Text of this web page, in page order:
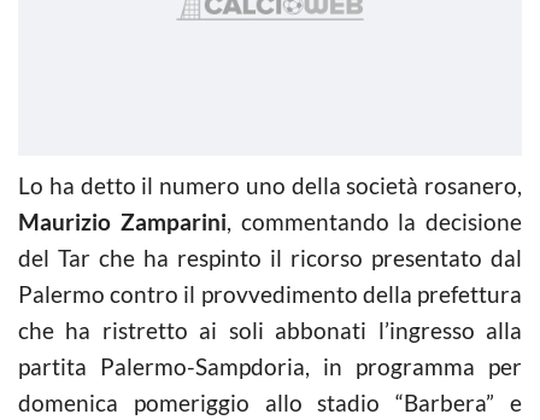
Lo ha detto il numero uno della società rosanero,
Maurizio Zamparini, commentando la decisione
del Tar che ha respinto il ricorso presentato dal
Palermo contro il provvedimento della prefettura
che ha ristretto ai soli abbonati l’ingresso alla
partita Palermo-Sampdoria, in programma per
domenica pomeriggio allo stadio “Barbera” e